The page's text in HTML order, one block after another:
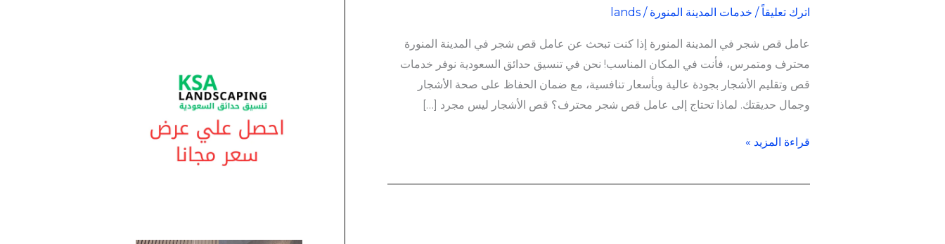
اترك تعليقاً / خدمات المدينة المنورة /
lands
عامل قص شجر في المدينة المنورة إذا كنت تبحث عن عامل قص شجر في المدينة المنورة
محترف ومتمرس، فأنت في المكان المناسب! نحن في تنسيق حدائق السعودية نوفر خدمات
قص وتقليم الأشجار بجودة عالية وبأسعار تنافسية، مع ضمان الحفاظ على صحة الأشجار
وجمال حديقتك. لماذا تحتاج إلى عامل قص شجر محترف؟ قص الأشجار ليس مجرد […]
قراءة المزيد »